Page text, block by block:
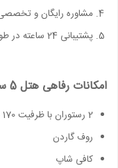
مشاوره رایگان و تخصصی
پشتیبانی 24 ساعته در طول سفر
امکانات رفاهی هتل 5 ستاره چهارباغ سپاهان
2 رستوران با ظرفیت 170 نفر
روف گاردن
کافی شاپ